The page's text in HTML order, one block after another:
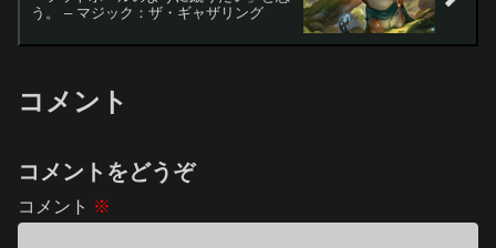
う。 – マジック：ザ・ギャザリング
コメント
コメントをどうぞ
コメント ※